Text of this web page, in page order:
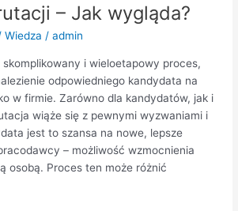
– Jak wygląda?
Wiedza /admin
i wieloetapowy proces,
odpowiedniego kandydata na
w firmie. Zarówno dla kandydatów, jak i
wiąże się z pewnymi wyzwaniami i
jest to szansa na nowe, lepsze
– możliwość wzmocnienia
osobą. Proces ten może różnić